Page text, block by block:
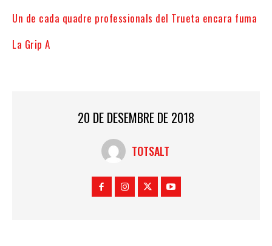
Un de cada quadre professionals del Trueta encara fuma
La Grip A
20 DE DESEMBRE DE 2018
TOTSALT